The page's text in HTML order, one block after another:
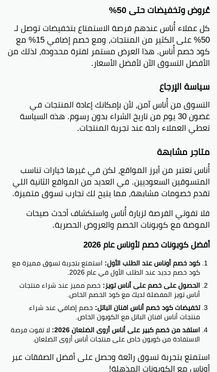
عُروض وتخفيضات حتى 50%
كل عملاء أُناس عندهم فرصة الاستمتاع بتخفيضات توصل لـ
50% على الكثير من المنتجات، ومع خصم إضافي 15% مع
كود خصم أُناس. هذا العرض مستمر لفترة محدودة، لذلك من
الأفضل التسوق الآن لأفضل الأسعار.
سياسة الإرجاع
التسوق من أُناس آمن، لأن بإمكانك إعادة المنتجات في
غضون 30 يوم من تاريخ الشراء بدون رسوم. هذه السياسة
تعطي العملاء راحة عند تجربة المنتجات.
متاجر مشابهة
أُناس تعتبر من أبرز المواقع، لكن في غيرها خيارات تناسب
المتسوقين السعوديين. في العديد من المواقع الثانية اللي
تقدم خصومات مشابهة، مما يتيح لك تجارب تسوق متميزة.
فلا تفوتي الفرصة لزيارة أُناس واستكشاف أحدث صيحات
الموضة مع كوبونات الخصم والعروض الحصرية.
أفضل كوبونات خصم لأوناس عام 2026
كود خصم أوناس عند الطلب الأول: استمتع بتجربة تسوق مميزة مع
كود خصم جديد عند الطلب الأول في عام 2026.
الحصول على خصم على أناس تويز: خصم مميز عند شراء منتجات
أناس تويز المفضلة لديك مع كود الخصم الخاص.
تخفيضات كود خصم أناس افنان الباتل: خصم إضافي عند شراء
منتجات أناس افنان الباتل مع الكوبون الخاص.
استفد من خصم كبير على أناس أروى الضلعان 2026:
لا تفوت فرصة
الاستفادة من كوبون خاص على منتجات أناس أروى الضلعان.
استمتع بتجربة تسوق رائعة وحصل على أفضل الصفقات عبر
أوناس مع الكوبونات المذهلة!